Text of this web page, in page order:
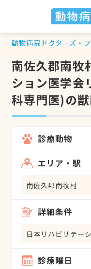
動物病院ドクターズ・
南佐久郡南牧
ション医学会
科専門医)の
診療動物
エリア・駅
南佐久郡南牧村
詳細条件
診療曜日